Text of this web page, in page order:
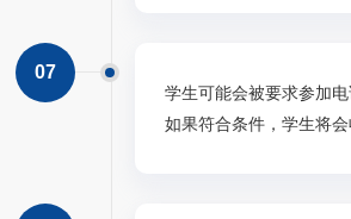
07
学生可能会被要求参加电
如果符合条件，学生将